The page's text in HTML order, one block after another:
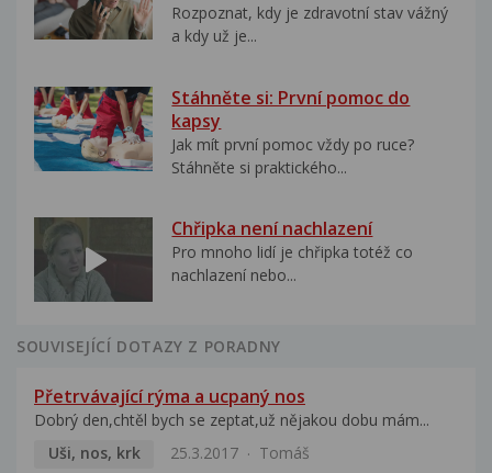
Rozpoznat, kdy je zdravotní stav vážný
a kdy už je...
Stáhněte si: První pomoc do
kapsy
Jak mít první pomoc vždy po ruce?
Stáhněte si praktického...
Chřipka není nachlazení
Pro mnoho lidí je chřipka totéž co
nachlazení nebo...
SOUVISEJÍCÍ DOTAZY Z PORADNY
Přetrvávající rýma a ucpaný nos
Dobrý den,chtěl bych se zeptat,už nějakou dobu mám...
Uši, nos, krk
25.3.2017 Tomáš